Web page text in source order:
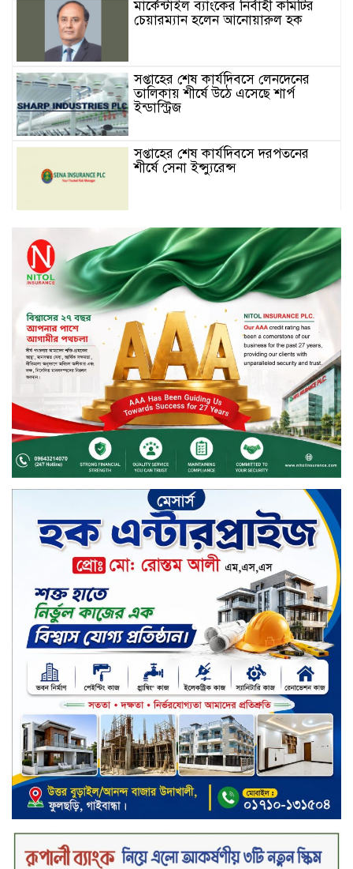
মার্কেন্টাইল ব্যাংকের নির্বাহী কমিটির
চেয়ারম্যান হলেন আনোয়ারুল হক
সপ্তাহের শেষ কার্যদিবসে লেনদেনের
তালিকায় শীর্ষে উঠে এসেছে শার্প
ইন্ডাস্ট্রিজ
সপ্তাহের শেষ কার্যদিবসে দরপতনের
শীর্ষে সেনা ইন্স্যুরেন্স
সপ্তাহের শেষ কার্যদিবসে দরবৃদ্ধির শীর্ষে
নিটল ইন্স্যুরেন্স
সিলেটের ওসমানীনগরে দুই বাসের
মুখোমুখি সংঘর্ষে ৮ জন নিহত
২০২৯ সালের মধ্যে বাংলাদেশের
সবচেয়ে বিশ্বস্ত, টেকসই ও ক্যাশলেস
ব্যাংক হওয়ার লক্ষ্য নিয়ে ‘ভিশন ২০২৯’
উন্মোচন করল কমিউনিটি ব্যাংক
বাংলাদেশ পিএলসি
শিক্ষার্থীদের জন্য দারাজে এক্সক্লুসিভ
ডিসকাউন্ট নিয়ে আসছে রিয়েলমি
সি১০০এক্স
পরিবারের কাছে কিশোরের কান্নাজড়িত
কণ্ঠ শোনিয়ে ১২ লাখ টাকা মুক্তিপণ
দাবি, টাকা না পেয়ে শ্বাসরোধে হত্যা—
আলোচিত রাফিজ হত্যা মামলার অন্যতম
আসামি গাজীপুর থেকে গ্রেফতার
নড়াইলে বিএনপির ৬ নেতার
বহিষ্কারাদেশ প্রত্যাহার
দেশজুড়ে কেনাকাটায় সেরা অফার, ব্র্যান্ড
রাশ আওয়ার এবং এক্সক্লুসিভ পেমেন্ট
ডিসকাউন্ট নিয়ে এলো দারাজ ৮.৮ গ্রেট
৮ সেল
টাঙ্গাইল জেলা পরিষদের ২৩লাখ টাকার
অনুদান বিতরণ
ডিজিটাল স্ক্রিন ছেড়ে ফসলের মাঠে
শিক্ষার্থীরা; টাঙ্গাইলের মহিষমারা কলেজে